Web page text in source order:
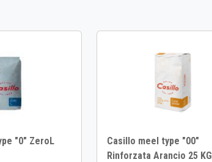
"0" ZeroL
Casillo meel type "00"
Rinforzata Arancio 25 KG